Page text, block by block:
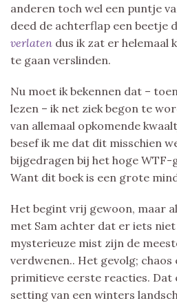
anderen toch wel een puntje
deed de achterflap een beetje
verlaten dus ik zat er helemaal
te gaan verslinden.
Nu moet ik bekennen dat –
lezen – ik net ziek begon te
van allemaal opkomende
besef ik me dat dit misschien
bijgedragen bij het hoge WTF-
Want dit boek is een grote
Het begint vrij gewoon, maar
met Sam achter dat er iets
mysterieuze mist zijn de
verdwenen.. Het gevolg; chaos
primitieve eerste reacties. Dat
setting van een winters